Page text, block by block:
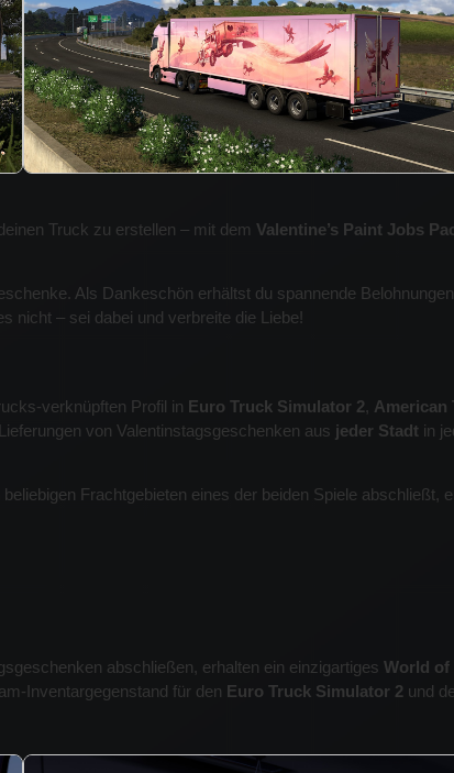
Truck zu erstellen – mit dem Valentine’s Paint Jobs
Als Dankeschön erhältst du spannende
nicht – sei dabei und verbreite die Liebe!
verknüpften Profil in Euro Truck Simulator 2, American
Lieferungen von Valentinstagsgeschenken aus jeder Stadt in
Frachtgebieten eines der beiden Spiele abschließt,
abschließen, erhalten ein einzigartiges World of
Inventargegenstand für den Euro Truck Simulator 2 und